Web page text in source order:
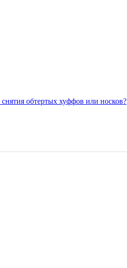
обтертых хуффов или носков?